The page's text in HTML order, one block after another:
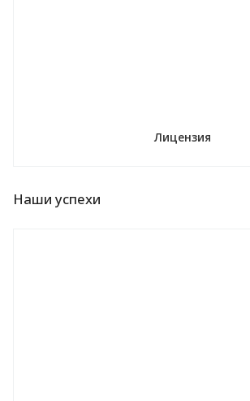
Лицензия
Наши успехи